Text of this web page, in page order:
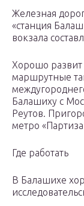
Железная
«станция
вокзала
Хорошо развит
маршрутные
Балашиху с
Реутов.
метро
Где работать
В Балашихе